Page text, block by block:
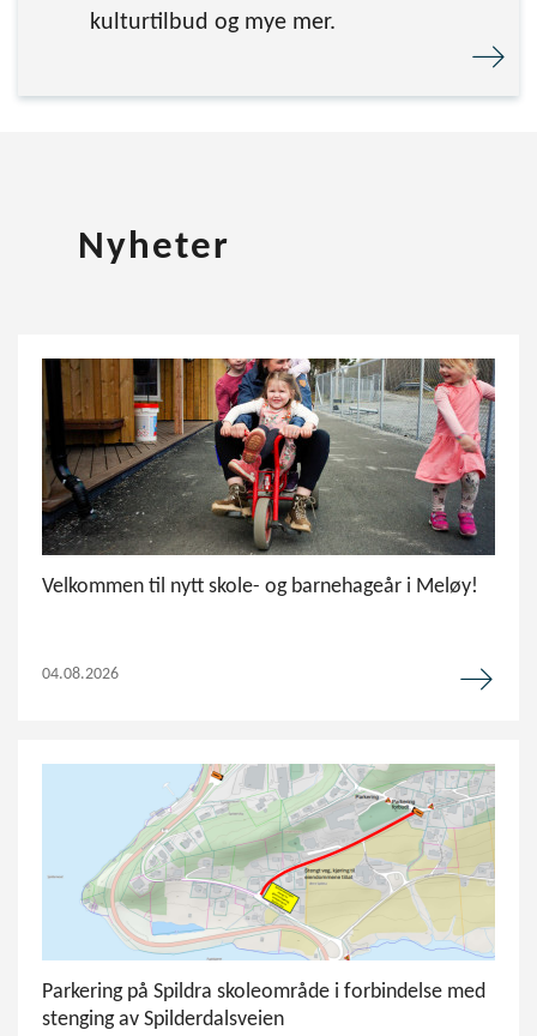
kulturtilbud og mye mer.
Nyheter
Velkommen til nytt skole- og barnehageår i Meløy!
04.08.2026
Parkering på Spildra skoleområde i forbindelse med
stenging av Spilderdalsveien